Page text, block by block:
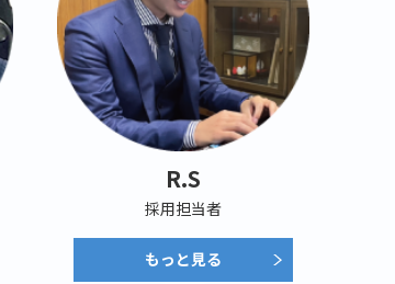
R.S
採用担当者
もっと見る